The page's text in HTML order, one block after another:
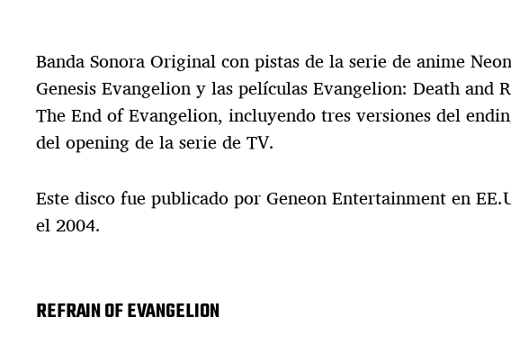
d
e
l
a
e
r
a
d
Banda Sonora Original con pistas de la serie de anime Neon
Genesis Evangelion y las películas Evangelion: Death and
The End of Evangelion, incluyendo tres versiones del
del opening de la serie de TV.
Este disco fue publicado por Geneon Entertainment en
el 2004.
REFRAIN OF EVANGELION